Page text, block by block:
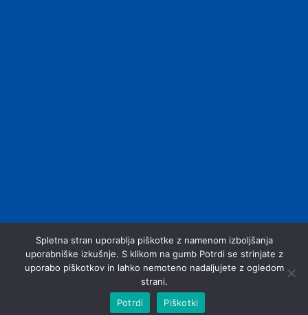
Vse pravice pridržane © 2023 Ecofix.si. Vse pravice
pridržane.
Spletna stran uporablja piškotke z namenom izboljšanja
uporabniške izkušnje. S klikom na gumb Potrdi se strinjate z
uporabo piškotkov in lahko nemoteno nadaljujete z ogledom
strani.
Potrdi
Piškotki